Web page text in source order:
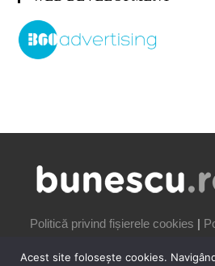
Politică privind fișierele cookies |
Acest site folosește cookies.